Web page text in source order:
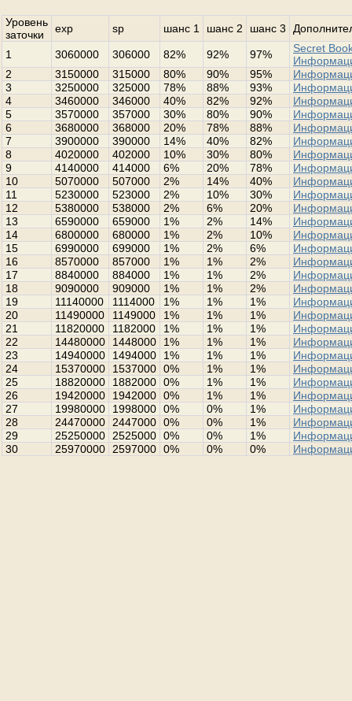
Уровень
заточки
exp sp шанс 1 шанс 2 шанс 3
1 3060000 306000 82% 92% 97%
Secret
2
3150000 315000 80% 90% 95%
3
3250000 325000 78% 88% 93%
4
3460000 346000 40% 82% 92%
5
3570000 357000 30% 80% 90%
6
3680000 368000 20% 78% 88%
7
3900000 390000 14% 40% 82%
8
4020000 402000 10% 30% 80%
9
4140000 414000 6% 20% 78%
10
5070000 507000 2% 14% 40%
11
5230000 523000 2% 10% 30%
12
5380000 538000 2% 6% 20%
13
6590000 659000 1% 2% 14%
14
6800000 680000 1% 2% 10%
15
6990000 699000 1% 2% 6%
16
8570000 857000 1% 1% 2%
17
8840000 884000 1% 1% 2%
18
9090000 909000 1% 1% 2%
19
11140000 1114000 1% 1% 1%
20
11490000 1149000 1% 1% 1%
21
11820000 1182000 1% 1% 1%
22
14480000 1448000 1% 1% 1%
23
14940000 1494000 1% 1% 1%
24
15370000 1537000 0% 1% 1%
25
18820000 1882000 0% 1% 1%
26
19420000 1942000 0% 1% 1%
27
19980000 1998000 0% 0% 1%
28
24470000 2447000 0% 0% 1%
29
25250000 2525000 0% 0% 1%
30
25970000 2597000 0% 0% 0%